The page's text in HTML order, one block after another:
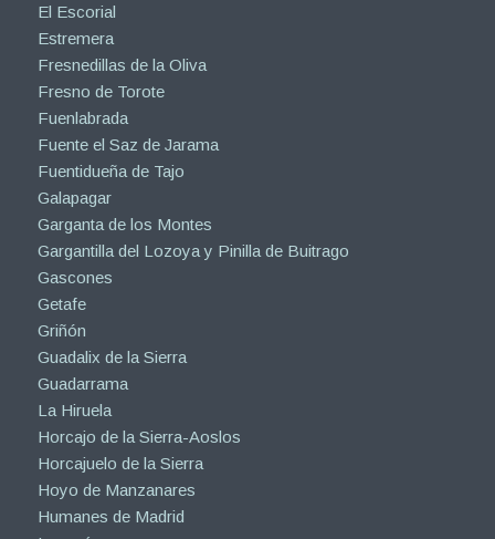
El Escorial
Estremera
Fresnedillas de la Oliva
Fresno de Torote
Fuenlabrada
Fuente el Saz de Jarama
Fuentidueña de Tajo
Galapagar
Garganta de los Montes
Gargantilla del Lozoya y Pinilla de Buitrago
Gascones
Getafe
Griñón
Guadalix de la Sierra
Guadarrama
La Hiruela
Horcajo de la Sierra-Aoslos
Horcajuelo de la Sierra
Hoyo de Manzanares
Humanes de Madrid